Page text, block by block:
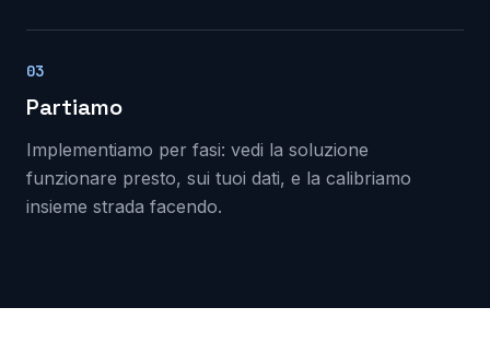
03
Partiamo
Implementiamo per fasi: vedi la soluzione
funzionare presto, sui tuoi dati, e la calibriamo
insieme strada facendo.